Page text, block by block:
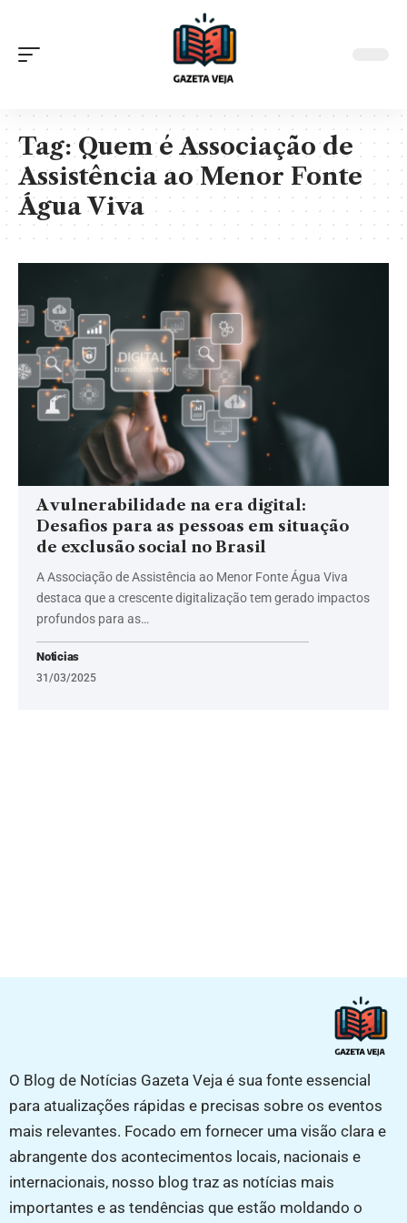
Tag:Quem é Associação de
Assistência ao Menor Fonte
Água Viva
A vulnerabilidade na era digital:
Desafios para as pessoas em situação
de exclusão social no Brasil
A Associação de Assistência ao Menor Fonte Água Viva
destaca que a crescente digitalização tem gerado impactos
profundos para as…
Noticias
31/03/2025
O Blog de Notícias Gazeta Veja é sua fonte essencial
para atualizações rápidas e precisas sobre os eventos
mais relevantes. Focado em fornecer uma visão clara e
abrangente dos acontecimentos locais, nacionais e
internacionais, nosso blog traz as notícias mais
importantes e as tendências que estão moldando o